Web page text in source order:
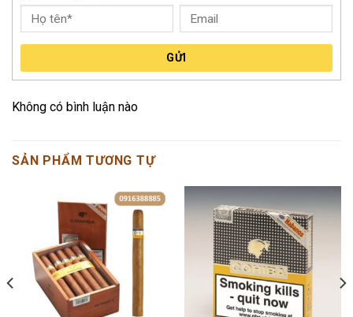
GỬI
Không có bình luận nào
SẢN PHẨM TƯƠNG TỰ